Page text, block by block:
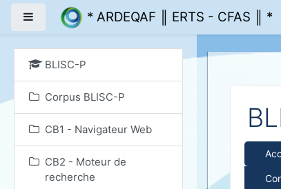
Passer au
Panneau latéral* ARDEQAF ║ ERTS - CFAS ║ *
BLISC-P
Corpus BLISC-P
CB1 - Navigateur Web
CB2 - Moteur de
recherche